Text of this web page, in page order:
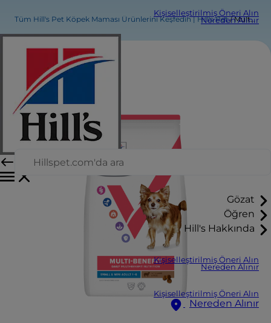
Kişiselleştirilmiş Öneri Alın
Nereden Alınır
Gözat
Öğren
Hill's Hakkında
Kişiselleştirilmiş Öneri Alın
Nereden Alınır
Kişiselleştirilmiş Öneri Alın
Nereden Alınır
Tüm Hill's Pet Köpek Maması Ürünlerini Keşfedin | Hill's Pet Multi-Benefit Yetişkin Küçük ve Mini Irk Köpek Maması